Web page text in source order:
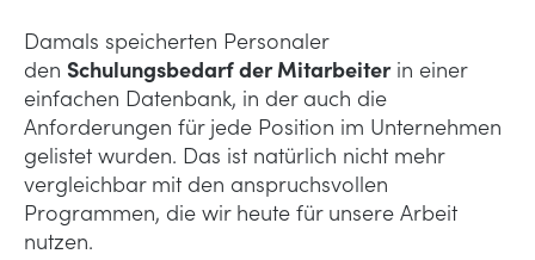
Damals speicherten Personaler
den Schulungsbedarf der Mitarbeiterin einer
einfachen Datenbank, in der auch die
Anforderungen für jede Position im Unternehmen
gelistet wurden. Das ist natürlich nicht mehr
vergleichbar mit den anspruchsvollen
Programmen, die wir heute für unsere Arbeit
nutzen.